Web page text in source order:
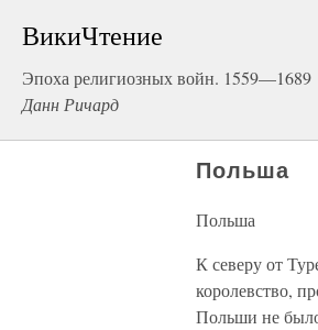
ВикиЧтение
Эпоха религиозных войн. 1559—1689
Данн Ричард
Польша
Польша
К северу от
королевство,
Польши не